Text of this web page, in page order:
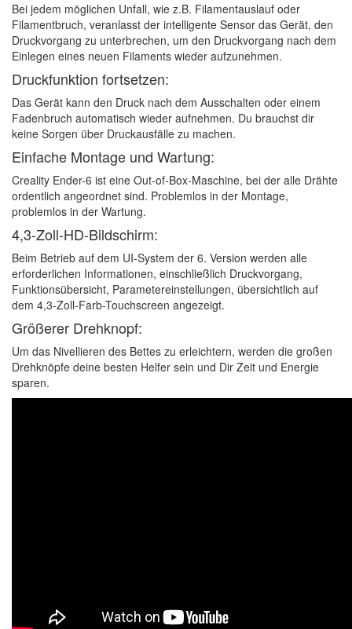
Bei jedem möglichen Unfall, wie z.B. Filamentauslauf oder
Filamentbruch, veranlasst der intelligente Sensor das Gerät, den
Druckvorgang zu unterbrechen, um den Druckvorgang nach dem
Einlegen eines neuen Filaments wieder aufzunehmen.
Druckfunktion fortsetzen:
Das Gerät kann den Druck nach dem Ausschalten oder einem
Fadenbruch automatisch wieder aufnehmen. Du brauchst dir
keine Sorgen über Druckausfälle zu machen.
Einfache Montage und Wartung:
Creality Ender-6 ist eine Out-of-Box-Maschine, bei der alle Drähte
ordentlich angeordnet sind. Problemlos in der Montage,
problemlos in der Wartung.
4,3-Zoll-HD-Bildschirm:
Beim Betrieb auf dem UI-System der 6. Version werden alle
erforderlichen Informationen, einschließlich Druckvorgang,
Funktionsübersicht, Parametereinstellungen, übersichtlich auf
dem 4,3-Zoll-Farb-Touchscreen angezeigt.
Größerer Drehknopf:
Um das Nivellieren des Bettes zu erleichtern, werden die großen
Drehknöpfe deine besten Helfer sein und Dir Zeit und Energie
sparen.